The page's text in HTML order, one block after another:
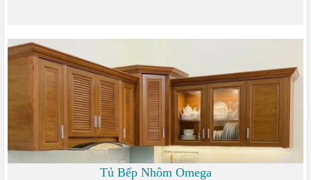
Tủ Bếp Nhôm Omega